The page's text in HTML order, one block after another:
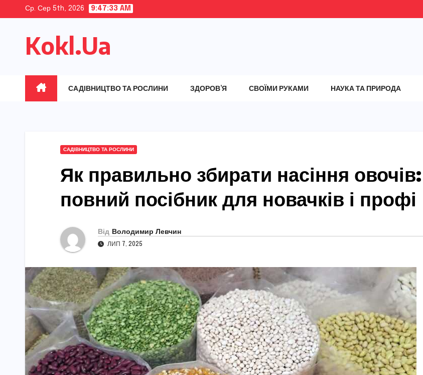
content
Ср. Сер 5th, 2026 9:47:34 AM
Kokl.Ua
САДІВНИЦТВО ТА РОСЛИНИ ЗДОРОВ’Я СВОЇМИ РУКАМИ НАУКА ТА ПРИРОДА
САДІВНИЦТВО ТА РОСЛИНИ
Як правильно збирати насіння овочів:
повний посібник для новачків і профі
Від Володимир Левчин
ЛИП 7, 2025